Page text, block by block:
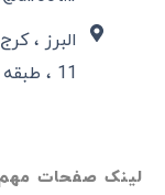
لینک صفحات
البرز ،
11 ، طبقه 2 ، واحد شرقی